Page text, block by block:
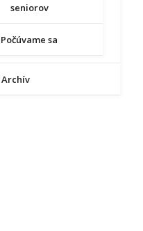
seniorov
Počúvame sa
Archív